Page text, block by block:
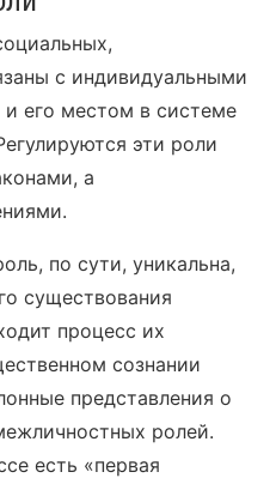
с индивидуальными
его местом в системе
эти роли
а
по сути, уникальна,
существования
процесс их
сознании
представления о
ролей.
есть «первая